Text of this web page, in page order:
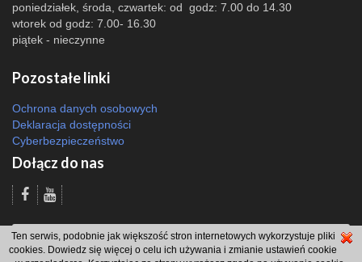
poniedziałek, środa, czwartek: od godz: 7.00 do 14.30
wtorek od godz: 7.00- 16.30
piątek - nieczynne
Pozostałe linki
Ochrona danych osobowych
Deklaracja dostępności
Cyberbezpieczeństwo
Dołącz do nas
Odsłon: 4137 | |Polityka bezpieczeństwa i polityka cookies|Redakcja|2007
- 2026 © Gmina Brzeszcze
projekt: Wdesk
Ten serwis, podobnie jak większość stron internetowych wykorzystuje pliki
cookies. Dowiedz się więcej o celu ich używania i zmianie ustawień cookie